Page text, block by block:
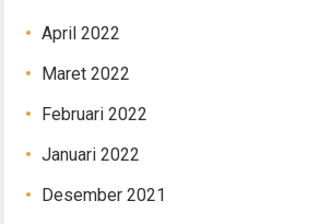
April 2022
Maret 2022
Februari 2022
Januari 2022
Desember 2021